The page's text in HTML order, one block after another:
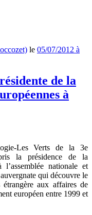
le 05/07/2012 à
de la
à
Les Verts de la 3e
la présidence de la
nationale et
qui découvre le
aux affaires de
européen entre 1999 et